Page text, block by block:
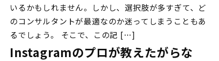
いるかもしれません。しかし、選択肢が多すぎて、ど
のコンサルタントが最適なのか迷ってしまうこともあ
るでしょう。 そこで、この記 […]
Instagramのプロが教えたがらな